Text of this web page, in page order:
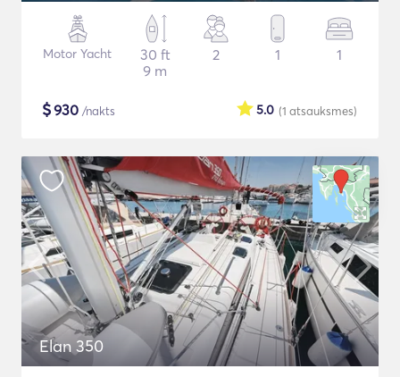
Motor Yacht
30 ft
9 m
2 1 1
$930 /nakts (1 atsauksmes)
5.0
Elan 350